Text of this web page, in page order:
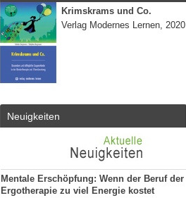
Krimskrams und Co.
Verlag Modernes Lernen, 2020
Neuigkeiten
Mentale Erschöpfung: Wenn der Beruf der
Ergotherapie zu viel Energie kostet